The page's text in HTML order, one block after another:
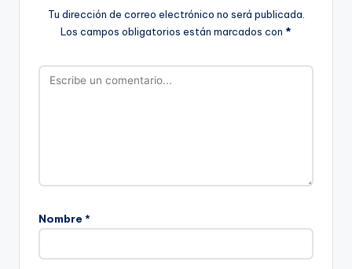
Tu dirección de correo electrónico no será publicada.
Los campos obligatorios están marcados con *
Nombre *